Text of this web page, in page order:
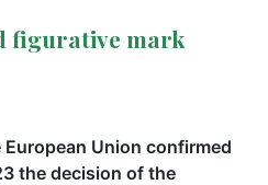
figurative mark
Union confirmed
the decision of the